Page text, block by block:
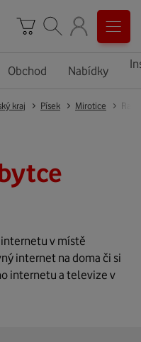
Obchod Nabídky
kraj Písek Mirotice
v místě
internet na doma či si
internetu a televize v